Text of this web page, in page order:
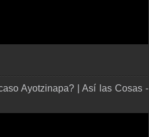
Ayotzinapa? | Así las Cosas -